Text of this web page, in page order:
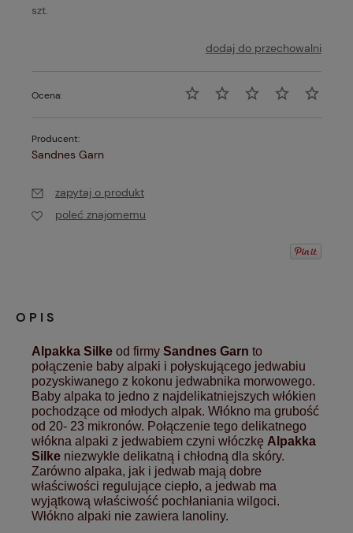
szt.
dodaj do przechowalni
Ocena:
Producent:
Sandnes Garn
zapytaj o produkt
poleć znajomemu
OPIS
Alpakka Silke od firmy Sandnes Garn to
połączenie baby alpaki i połyskującego jedwabiu
pozyskiwanego z kokonu jedwabnika morwowego.
Baby alpaka to jedno z najdelikatniejszych włókien
pochodzące od młodych alpak. Włókno ma grubość
od 20- 23 mikronów. Połączenie tego delikatnego
włókna alpaki z jedwabiem czyni włóczkę Alpakka
Silke niezwykle delikatną i chłodną dla skóry.
Zarówno alpaka, jak i jedwab mają dobre
właściwości regulujące ciepło, a jedwab ma
wyjątkową właściwość pochłaniania wilgoci.
Włókno alpaki nie zawiera lanoliny.